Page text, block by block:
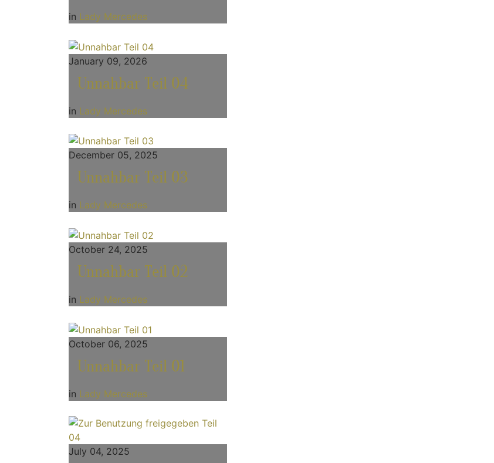
in Lady Mercedes
January 09, 2026
Unnahbar Teil 04
in Lady Mercedes
December 05, 2025
Unnahbar Teil 03
in Lady Mercedes
October 24, 2025
Unnahbar Teil 02
in Lady Mercedes
October 06, 2025
Unnahbar Teil 01
in Lady Mercedes
July 04, 2025